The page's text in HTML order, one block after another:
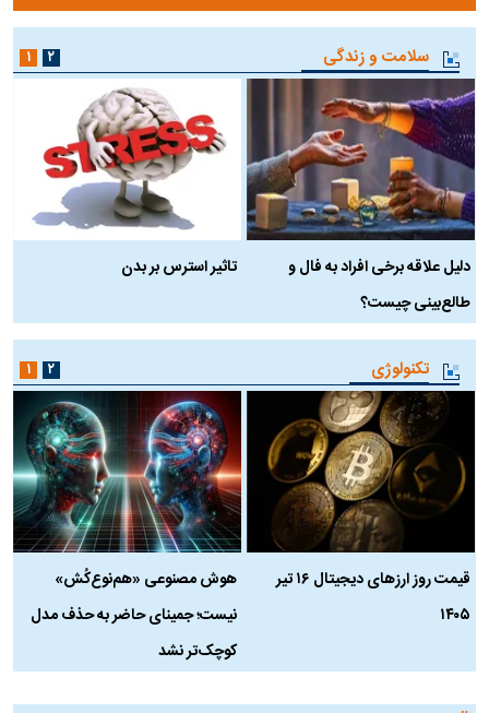
سلامت و زندگی
دلیل علاقه برخی افراد به فال و
طالع‌بینی چیست؟
تاثیر استرس بر بدن
۱ ۲
تکنولوژی
قیمت روز ارز‌های دیجیتال ۱۶ تیر
۱۴۰۵
هوش مصنوعی «هم‌نوع‌کُش»
نیست؛ جمینای حاضر به حذف مدل
کوچک‌تر نشد
۱ ۲